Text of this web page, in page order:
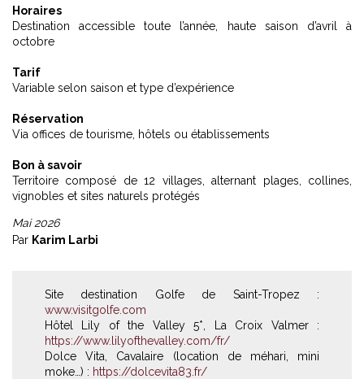
Horaires
Destination accessible toute l’année, haute saison d’avril à
octobre
Tarif
Variable selon saison et type d’expérience
Réservation
Via offices de tourisme, hôtels ou établissements
Bon à savoir
Territoire composé de 12 villages, alternant plages, collines,
vignobles et sites naturels protégés
Mai 2026
Par Karim Larbi
Site destination Golfe de Saint-Tropez :
www.visitgolfe.com
Hôtel Lily of the Valley 5*, La Croix Valmer :
https://www.lilyofthevalley.com/fr/
Dolce Vita, Cavalaire (location de méhari, mini
moke…) : https://dolcevita83.fr/